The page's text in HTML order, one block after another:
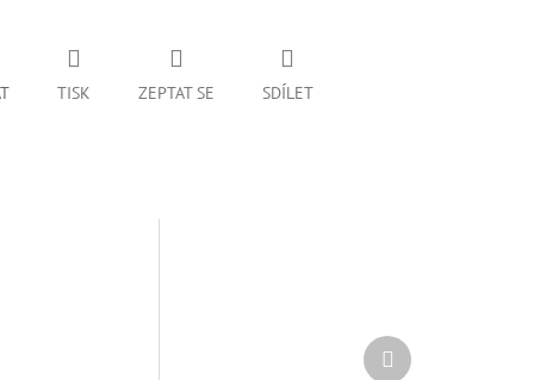
TISK ZEPTAT SE SDÍLET
Další
produkt